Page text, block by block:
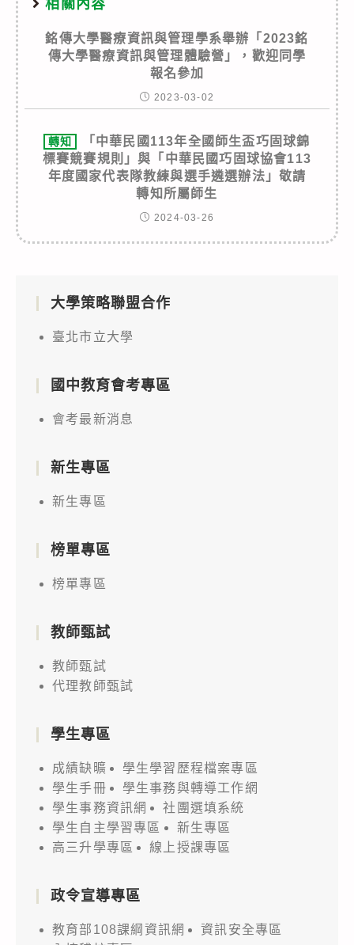
相關內容
銘傳大學醫療資訊與管理學系舉辦「2023銘
傳大學醫療資訊與管理體驗營」，歡迎同學
報名參加
2023-03-02
轉知
「中華民國113年全國師生盃巧固球錦
標賽競賽規則」與「中華民國巧固球協會113
年度國家代表隊教練與選手遴選辦法」敬請
轉知所屬師生
2024-03-26
大學策略聯盟合作
臺北市立大學
國中教育會考專區
會考最新消息
新生專區
新生專區
榜單專區
榜單專區
教師甄試
教師甄試
代理教師甄試
學生專區
成績缺曠
學生學習歷程檔案專區
學生手冊
學生事務與轉導工作網
學生事務資訊網
社團選填系統
學生自主學習專區
新生專區
高三升學專區
線上授課專區
政令宣導專區
教育部108課綱資訊網
資訊安全專區